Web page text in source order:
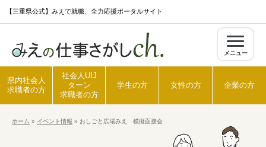
k
c
【三重県公式】みえで就職、全力応援ポータルサイト
メニュー
県内社会人
求職者の方
社会人UIJ
ターン
求職者の方
学生の方 女性の方 企業の方
ホーム » イベント情報 » おしごと広場みえ 模擬面接会